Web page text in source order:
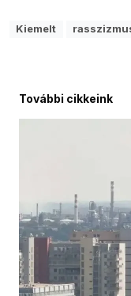
Kiemelt
További cikkeink